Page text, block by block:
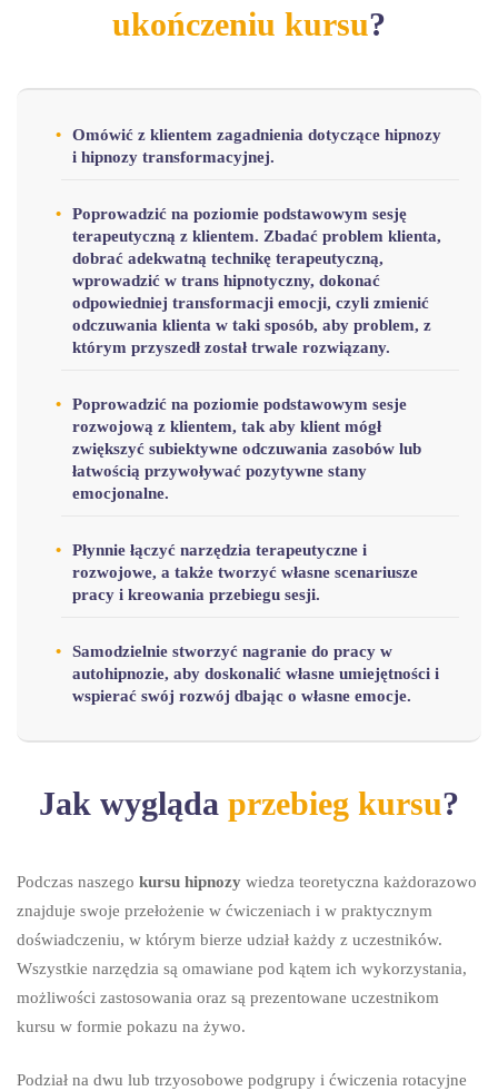
ukończeniu kursu?
Omówić z klientem zagadnienia dotyczące hipnozy
i hipnozy transformacyjnej.
Poprowadzić na poziomie podstawowym sesję
terapeutyczną z klientem. Zbadać problem klienta,
dobrać adekwatną technikę terapeutyczną,
wprowadzić w trans hipnotyczny, dokonać
odpowiedniej transformacji emocji, czyli zmienić
odczuwania klienta w taki sposób, aby problem, z
którym przyszedł został trwale rozwiązany.
Poprowadzić na poziomie podstawowym sesje
rozwojową z klientem, tak aby klient mógł
zwiększyć subiektywne odczuwania zasobów lub
łatwością przywoływać pozytywne stany
emocjonalne.
Płynnie łączyć narzędzia terapeutyczne i
rozwojowe, a także tworzyć własne scenariusze
pracy i kreowania przebiegu sesji.
Samodzielnie stworzyć nagranie do pracy w
autohipnozie, aby doskonalić własne umiejętności i
wspierać swój rozwój dbając o własne emocje.
Jak wygląda przebieg kursu?
Podczas naszego kursu hipnozy wiedza teoretyczna każdorazowo
znajduje swoje przełożenie w ćwiczeniach i w praktycznym
doświadczeniu, w którym bierze udział każdy z uczestników.
Wszystkie narzędzia są omawiane pod kątem ich wykorzystania,
możliwości zastosowania oraz są prezentowane uczestnikom
kursu w formie pokazu na żywo.
Podział na dwu lub trzyosobowe podgrupy i ćwiczenia rotacyjne